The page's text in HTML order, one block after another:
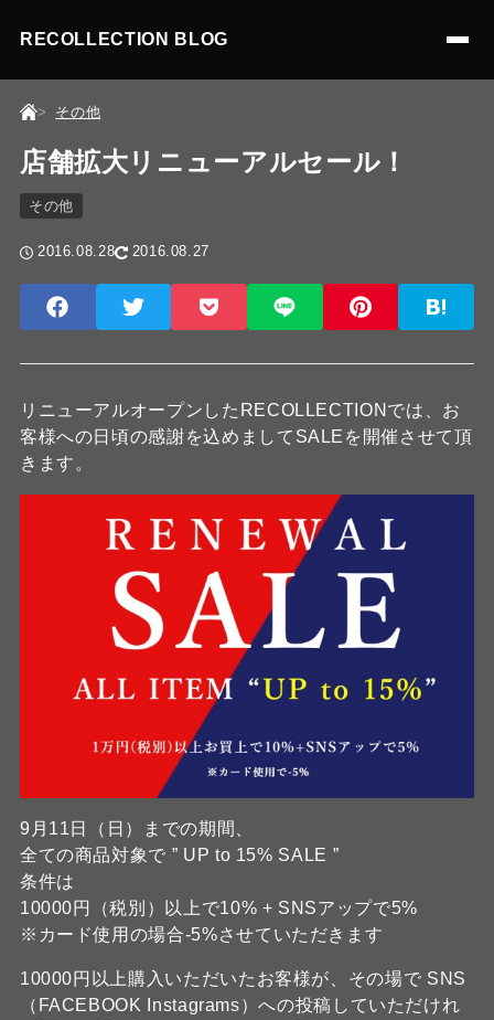
RECOLLECTION BLOG
その他
店舗拡大リニューアルセール！
その他
2016.08.28 2016.08.27
リニューアルオープンしたRECOLLECTIONでは、お
客様への日頃の感謝を込めましてSALEを開催させて頂
きます。
9月11日（日）までの期間、
全ての商品対象で ” UP to 15% SALE ”
条件は
10000円（税別）以上で10% + SNSアップで5%
※カード使用の場合-5%させていただきます
10000円以上購入いただいたお客様が、その場で SNS
（FACEBOOK Instagrams）への投稿していただけれ